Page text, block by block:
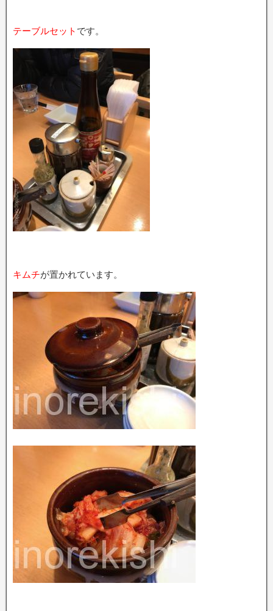
テーブルセット です。
キムチが置かれています。